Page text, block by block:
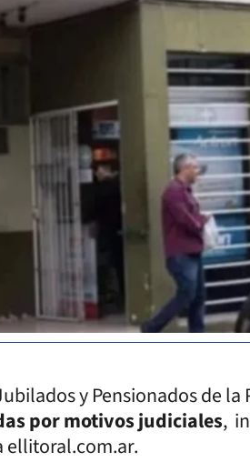
y Pensionados de
por motivos judiciales,
ellitoral.com.ar.